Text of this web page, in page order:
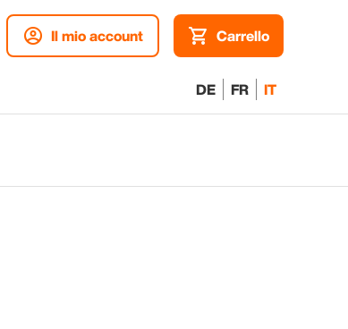
Il mio account Carrello
DE FR IT